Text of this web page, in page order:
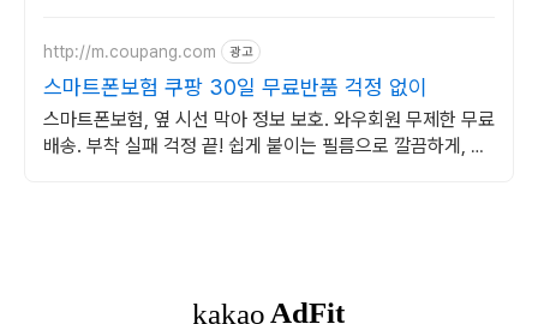
http://m.coupang.com 광고
스마트폰보험 쿠팡 30일 무료반품 걱정 없이
스마트폰보험, 옆 시선 막아 정보 보호. 와우회원 무제한 무료
배송. 부착 실패 걱정 끝! 쉽게 붙이는 필름으로 깔끔하게, 로